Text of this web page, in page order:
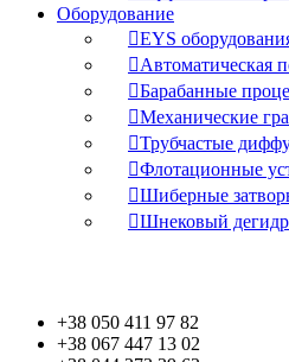
Оборудование
EYS
Автоматическая
Барабанные
Механические
Трубчастые
Флотационные
Шиберные
Шнековый
+38 050 411 97 82
+38 067 447 13 02